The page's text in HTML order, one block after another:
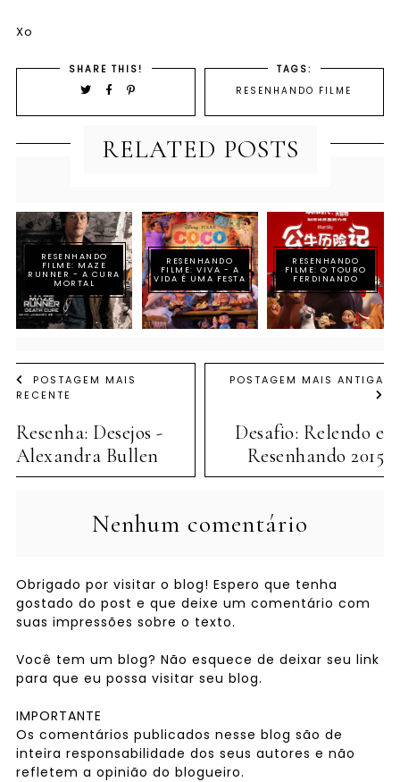
Xo
SHARE THIS!
TAGS:
RESENHANDO FILME
RELATED POSTS
RESENHANDO
FILME: MAZE
RUNNER - A CURA
MORTAL
RESENHANDO
FILME: VIVA - A
VIDA É UMA FESTA
RESENHANDO
FILME: O TOURO
FERDINANDO
POSTAGEM MAIS
RECENTE
Resenha: Desejos -
Alexandra Bullen
POSTAGEM MAIS ANTIGA
Desafio: Relendo e
Resenhando 2015
Nenhum comentário
Obrigado por visitar o blog! Espero que tenha
gostado do post e que deixe um comentário com
suas impressões sobre o texto.
Você tem um blog? Não esquece de deixar seu link
para que eu possa visitar seu blog.
IMPORTANTE
Os comentários publicados nesse blog são de
inteira responsabilidade dos seus autores e não
refletem a opinião do blogueiro.